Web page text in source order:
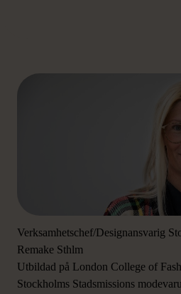
Verksamhetschef/Designansvarig
Remake Sthlm
Utbildad på London College of
Stockholms Stadsmissions